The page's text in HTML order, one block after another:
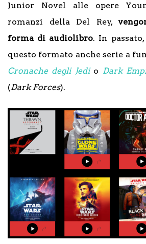
Junior Novel alle opere
romanzi della Del Rey,
forma di audiolibro. In
questo formato anche serie a
Cronache degli Jedio Dark
(Dark Forces).